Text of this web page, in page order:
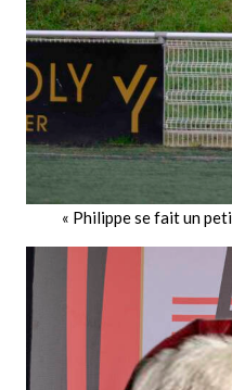
« Philippe se fait un